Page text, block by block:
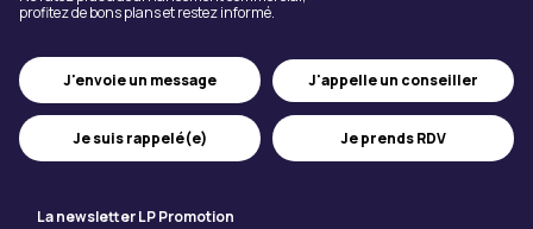
profitez de bons plans et restez informé.
J'envoie un message J'appelle un conseiller
Je suis rappelé(e) Je prends RDV
La newsletter LP Promotion